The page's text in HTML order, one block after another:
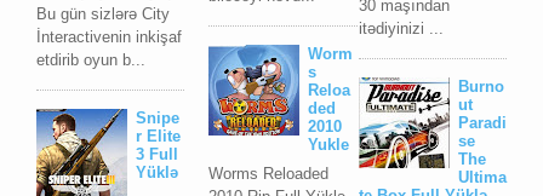
Bu gün sizlərə City
İnteractivenin inkişaf
etdirib oyun b...
Snipe
r Elite
3 Full
Yüklə
30 maşından
itədiyinizi ...
Burno
ut
Paradi
se
The
Ultima
Worm
s
Reloa
ded
2010
Yukle
Worms Reloaded